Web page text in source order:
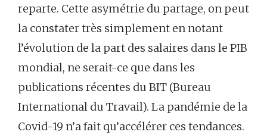
reparte. Cette asymétrie du partage, on peut
la constater très simplement en notant
l’évolution de la part des salaires dans le PIB
mondial, ne serait-ce que dans les
publications récentes du BIT (Bureau
International du Travail). La pandémie de la
Covid-19 n’a fait qu’accélérer ces tendances.